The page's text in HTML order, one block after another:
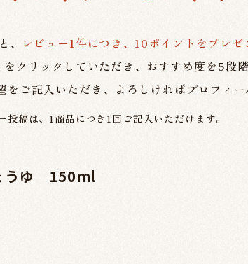
レビュー1件につき、10ポイントをプレゼ
クリックしていただき、おすすめ度を5段
をご記入いただき、よろしければプロフィ
投稿は、1商品につき1回ご記入いただけます。
うゆ 150ml